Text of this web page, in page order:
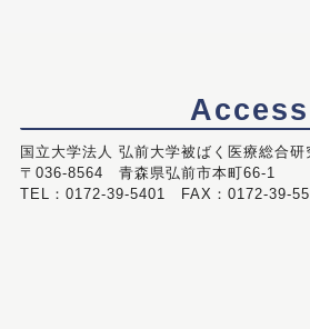
Access
国立大学法人 弘前大学被ばく医療総合研
〒036-8564 青森県弘前市本町66-1
TEL：0172-39-5401 FAX：0172-39-